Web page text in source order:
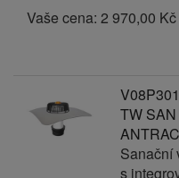
Vaše cena: 2 970,00 Kč
TW
Sanační
s